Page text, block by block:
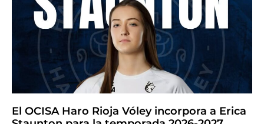
El OCISA Haro Rioja Vóley incorpora a Erica